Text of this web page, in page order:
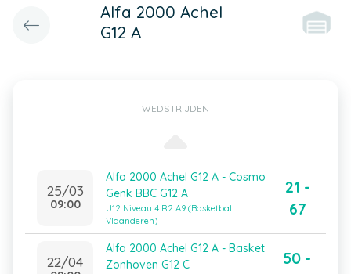
Alfa 2000 Achel
G12 A
WEDSTRIJDEN
25/03
09:00
Alfa 2000 Achel G12 A - Cosmo
Genk BBC G12 A
U12 Niveau 4 R2 A9 (Basketbal
Vlaanderen)
21 -
67
22/04
Alfa 2000 Achel G12 A - Basket
Zonhoven G12 C
50 -